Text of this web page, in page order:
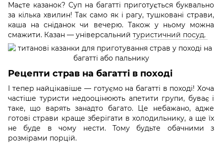
Маєте казанок? Суп на багатті приготується буквально
за кілька хвилин! Так само як і рагу, тушковані страви,
каша на сніданок чи вечерю. Також у ньому можна
смажити. Казан — універсальний туристичний посуд.
Рецепти страв на багатті в поході
І тепер найцікавіше — готуємо на багатті в поході! Хоча
частіше туристи недооцінюють апетити групи, буває і
таке, що варять занадто багато. Це небажано, адже
готові страви краще зберігати в холодильнику, а ще їх
не буде в чому нести. Тому будьте обачними з
розмірами порцій.